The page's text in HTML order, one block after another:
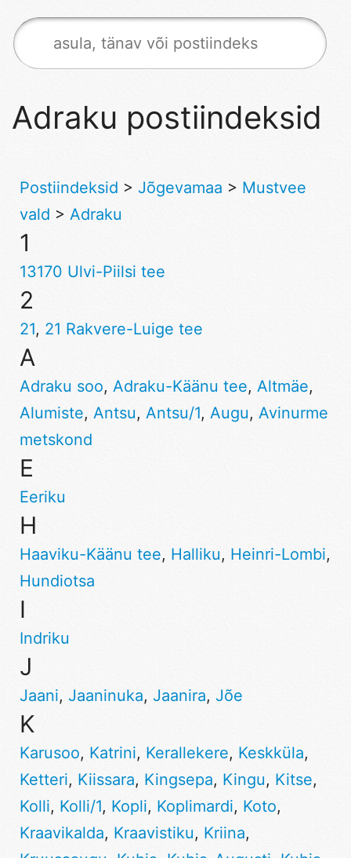
Adraku postiindeksid
Postiindeksid > Jõgevamaa > Mustvee
vald > Adraku
1
13170 Ulvi-Piilsi tee
2
21, 21 Rakvere-Luige tee
A
Adraku soo, Adraku-Käänu tee, Altmäe,
Alumiste, Antsu, Antsu/1, Augu, Avinurme
metskond
E
Eeriku
H
Haaviku-Käänu tee, Halliku, Heinri-Lombi,
Hundiotsa
I
Indriku
J
Jaani, Jaaninuka, Jaanira, Jõe
K
Karusoo, Katrini, Kerallekere, Keskküla,
Ketteri, Kiissara, Kingsepa, Kingu, Kitse,
Kolli, Kolli/1, Kopli, Koplimardi, Koto,
Kraavikalda, Kraavistiku, Kriina,